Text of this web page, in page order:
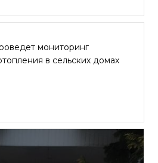
мониторинг
в сельских домах